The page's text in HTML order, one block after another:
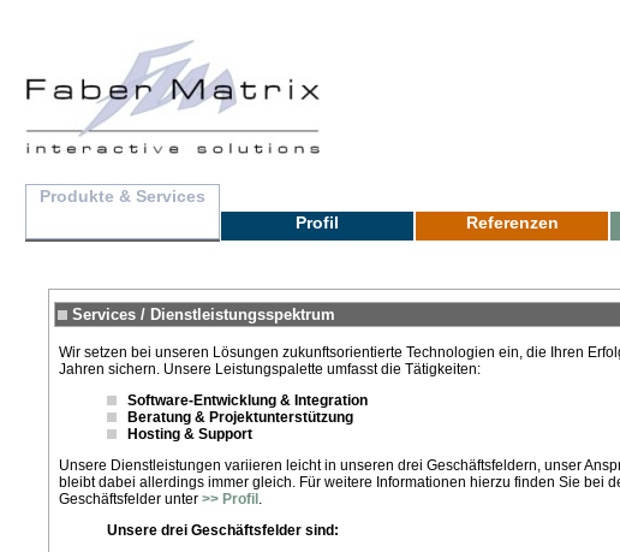
Produkte & Services
Profil
Referenzen
Services / Dienstleistungsspektrum
Wir setzen bei unseren Lösungen zukunftsorientierte Technologien ein, die Ihren
Jahren sichern. Unsere Leistungspalette umfasst die Tätigkeiten:
Software-Entwicklung & Integration
Beratung & Projektunterstützung
Hosting & Support
Unsere Dienstleistungen variieren leicht in unseren drei Geschäftsfeldern, unser
bleibt dabei allerdings immer gleich. Für weitere Informationen hierzu finden Sie bei
Geschäftsfelder unter >> Profil .
Unsere drei Geschäftsfelder sind: